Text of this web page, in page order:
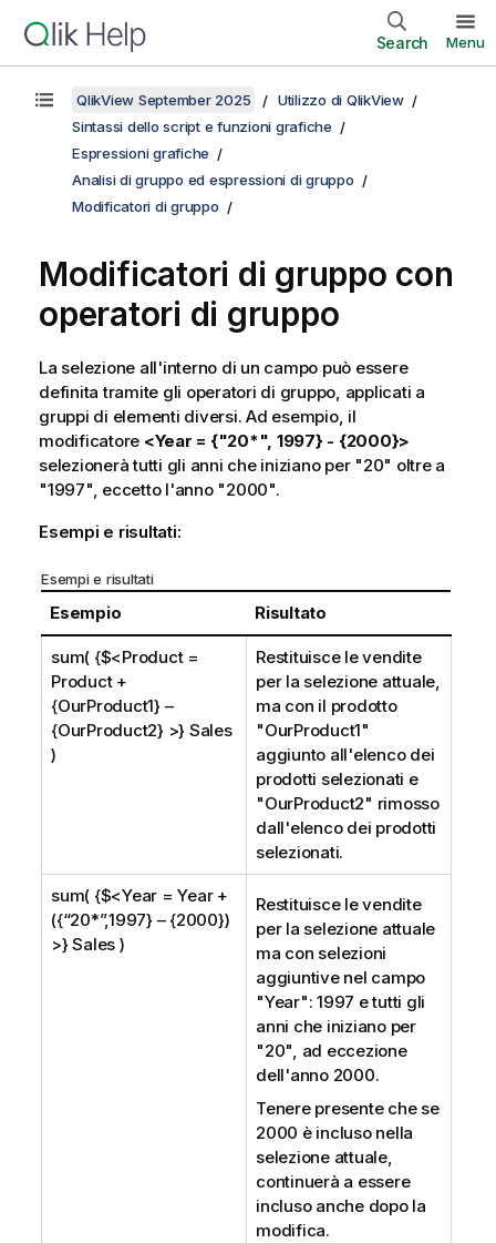
Search Menu
QlikView September 2025
Utilizzo di QlikView
Sintassi dello script e funzioni grafiche
Espressioni grafiche
Analisi di gruppo ed espressioni di gruppo
Modificatori di gruppo
Modificatori di gruppo con
operatori di gruppo
La selezione all'interno di un campo può essere
definita tramite gli operatori di gruppo, applicati a
gruppi di elementi diversi. Ad esempio, il
modificatore <Year = {"20*", 1997} - {2000}>
selezionerà tutti gli anni che iniziano per "20" oltre a
"1997", eccetto l'anno "2000".
Esempi e risultati:
Esempi e risultati
Esempio Risultato
sum( {$<Product =
Product +
{OurProduct1} –
{OurProduct2} >} Sales
)
Restituisce le vendite
per la selezione attuale,
ma con il prodotto
"OurProduct1"
aggiunto all'elenco dei
prodotti selezionati e
"OurProduct2" rimosso
dall'elenco dei prodotti
selezionati.
sum( {$<Year = Year +
({“20*”,1997} – {2000})
>} Sales )
Restituisce le vendite
per la selezione attuale
ma con selezioni
aggiuntive nel campo
"Year": 1997 e tutti gli
anni che iniziano per
"20", ad eccezione
dell'anno 2000.
Tenere presente che se
2000 è incluso nella
selezione attuale,
continuerà a essere
incluso anche dopo la
modifica.